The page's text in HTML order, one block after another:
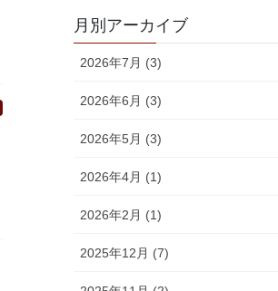
月別アーカイブ
2026年7月 (3)
2026年6月 (3)
2026年5月 (3)
2026年4月 (1)
2026年2月 (1)
2025年12月 (7)